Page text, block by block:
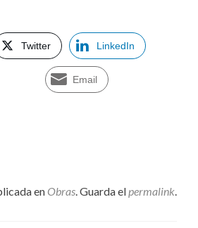
Twitter LinkedIn
Email
en Obras . Guarda el permalink